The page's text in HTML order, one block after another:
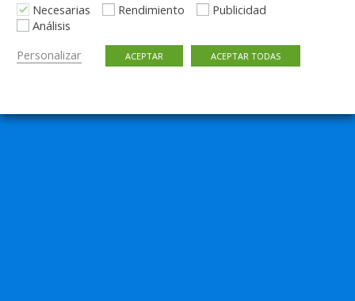
Necesarias
Rendimiento
Publicidad
Análisis
Personalizar
ACEPTAR ACEPTAR TODAS